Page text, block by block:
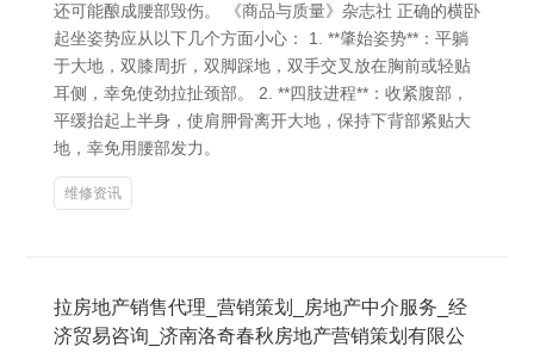
还可能酿成腰部毁伤。 《商品与质量》杂志社 正确的横卧
起坐姿势应从以下几个方面小心： 1. **肇始姿势**：平躺
于大地，双膝周折，双脚踩地，双手交叉放在胸前或轻贴
耳侧，幸免使劲拉扯颈部。 2. **四肢进程**：收紧腹部，
平缓抬起上半身，使肩胛骨离开大地，保持下背部紧贴大
地，幸免用腰部发力。
维修资讯
拉房地产销售代理_营销策划_房地产中介服务_经
济贸易咨询_济南洛奇春秋房地产营销策划有限公